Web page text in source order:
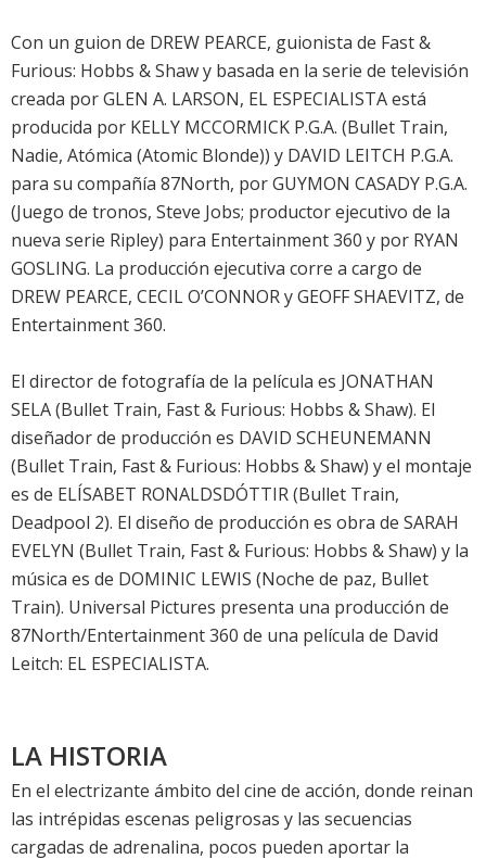
Con un guion de DREW PEARCE, guionista de Fast &
Furious: Hobbs & Shaw y basada en la serie de televisión
creada por GLEN A. LARSON, EL ESPECIALISTA está
producida por KELLY MCCORMICK P.G.A. (Bullet Train,
Nadie, Atómica (Atomic Blonde)) y DAVID LEITCH P.G.A.
para su compañía 87North, por GUYMON CASADY P.G.A.
(Juego de tronos, Steve Jobs; productor ejecutivo de la
nueva serie Ripley) para Entertainment 360 y por RYAN
GOSLING. La producción ejecutiva corre a cargo de
DREW PEARCE, CECIL O’CONNOR y GEOFF SHAEVITZ, de
Entertainment 360.
El director de fotografía de la película es JONATHAN
SELA (Bullet Train, Fast & Furious: Hobbs & Shaw). El
diseñador de producción es DAVID SCHEUNEMANN
(Bullet Train, Fast & Furious: Hobbs & Shaw) y el montaje
es de ELÍSABET RONALDSDÓTTIR (Bullet Train,
Deadpool 2). El diseño de producción es obra de SARAH
EVELYN (Bullet Train, Fast & Furious: Hobbs & Shaw) y la
música es de DOMINIC LEWIS (Noche de paz, Bullet
Train). Universal Pictures presenta una producción de
87North/Entertainment 360 de una película de David
Leitch: EL ESPECIALISTA.
LA HISTORIA
En el electrizante ámbito del cine de acción, donde reinan
las intrépidas escenas peligrosas y las secuencias
cargadas de adrenalina, pocos pueden aportar la